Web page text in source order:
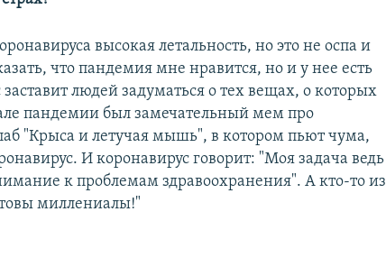
высокая летальность, но это не оспа и
что пандемия мне нравится, но и у нее есть
людей задуматься о тех вещах, о которых
пандемии был замечательный мем про
"Крыса и летучая мышь", в котором пьют чума,
И коронавирус говорит: "Моя задача ведь
к проблемам здравоохранения". А кто-то из
миллениалы!"